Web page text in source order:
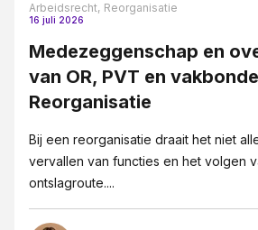
Arbeidsrecht, Reorganisatie
16 juli 2026
Medezeggenschap en
van OR, PVT en
Reorganisatie
Bij een reorganisatie draait het niet
vervallen van functies en het volgen
ontslagroute....